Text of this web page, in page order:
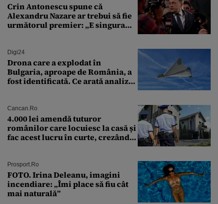
Crin Antonescu spune că
Alexandru Nazare ar trebui să fie
următorul premier: „E singura
Digi24
Drona care a explodat în
Bulgaria, aproape de România, a
fost identificată. Ce arată analiza
Cancan.ro
4.000 lei amendă tuturor
românilor care locuiesc la casă și
fac acest lucru în curte, crezând
Prosport.ro
FOTO. Irina Deleanu, imagini
incendiare: „Îmi place să fiu cât
mai naturală”